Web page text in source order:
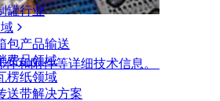
和附件等详细技术信息。
罐行业
包产品输送
费品领域
楞纸领域
送带解决方案